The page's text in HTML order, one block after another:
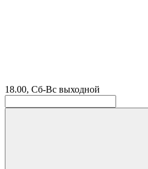
18.00, Сб-Вс выходной